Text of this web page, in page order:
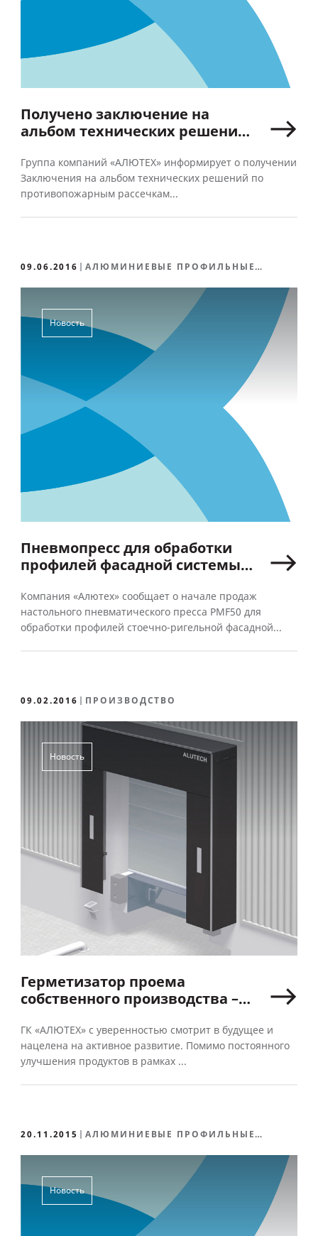
Получено заключение на
альбом технических решений
рассечкам для конструкций
системы ALT F50
Группа компаний «АЛЮТЕХ» информирует о получении
Заключения на альбом технических решений по
противопожарным рассечкам...
09.06.2016
АЛЮМИНИЕВЫЕ ПРОФИЛЬНЫЕ
Новость
Пневмопресс для обработки
профилей фасадной системы
Компания «Алютех» сообщает о начале продаж
настольного пневматического пресса PMF50 для
обработки профилей стоечно-ригельной фасадной...
09.02.2016 ПРОИЗВОДСТВО
Новость
Герметизатор проема
собственного производства –
перспективы развития
ГК «АЛЮТЕХ» с уверенностью смотрит в будущее и
нацелена на активное развитие. Помимо постоянного
улучшения продуктов в рамках ...
20.11.2015
АЛЮМИНИЕВЫЕ ПРОФИЛЬНЫЕ
Новость